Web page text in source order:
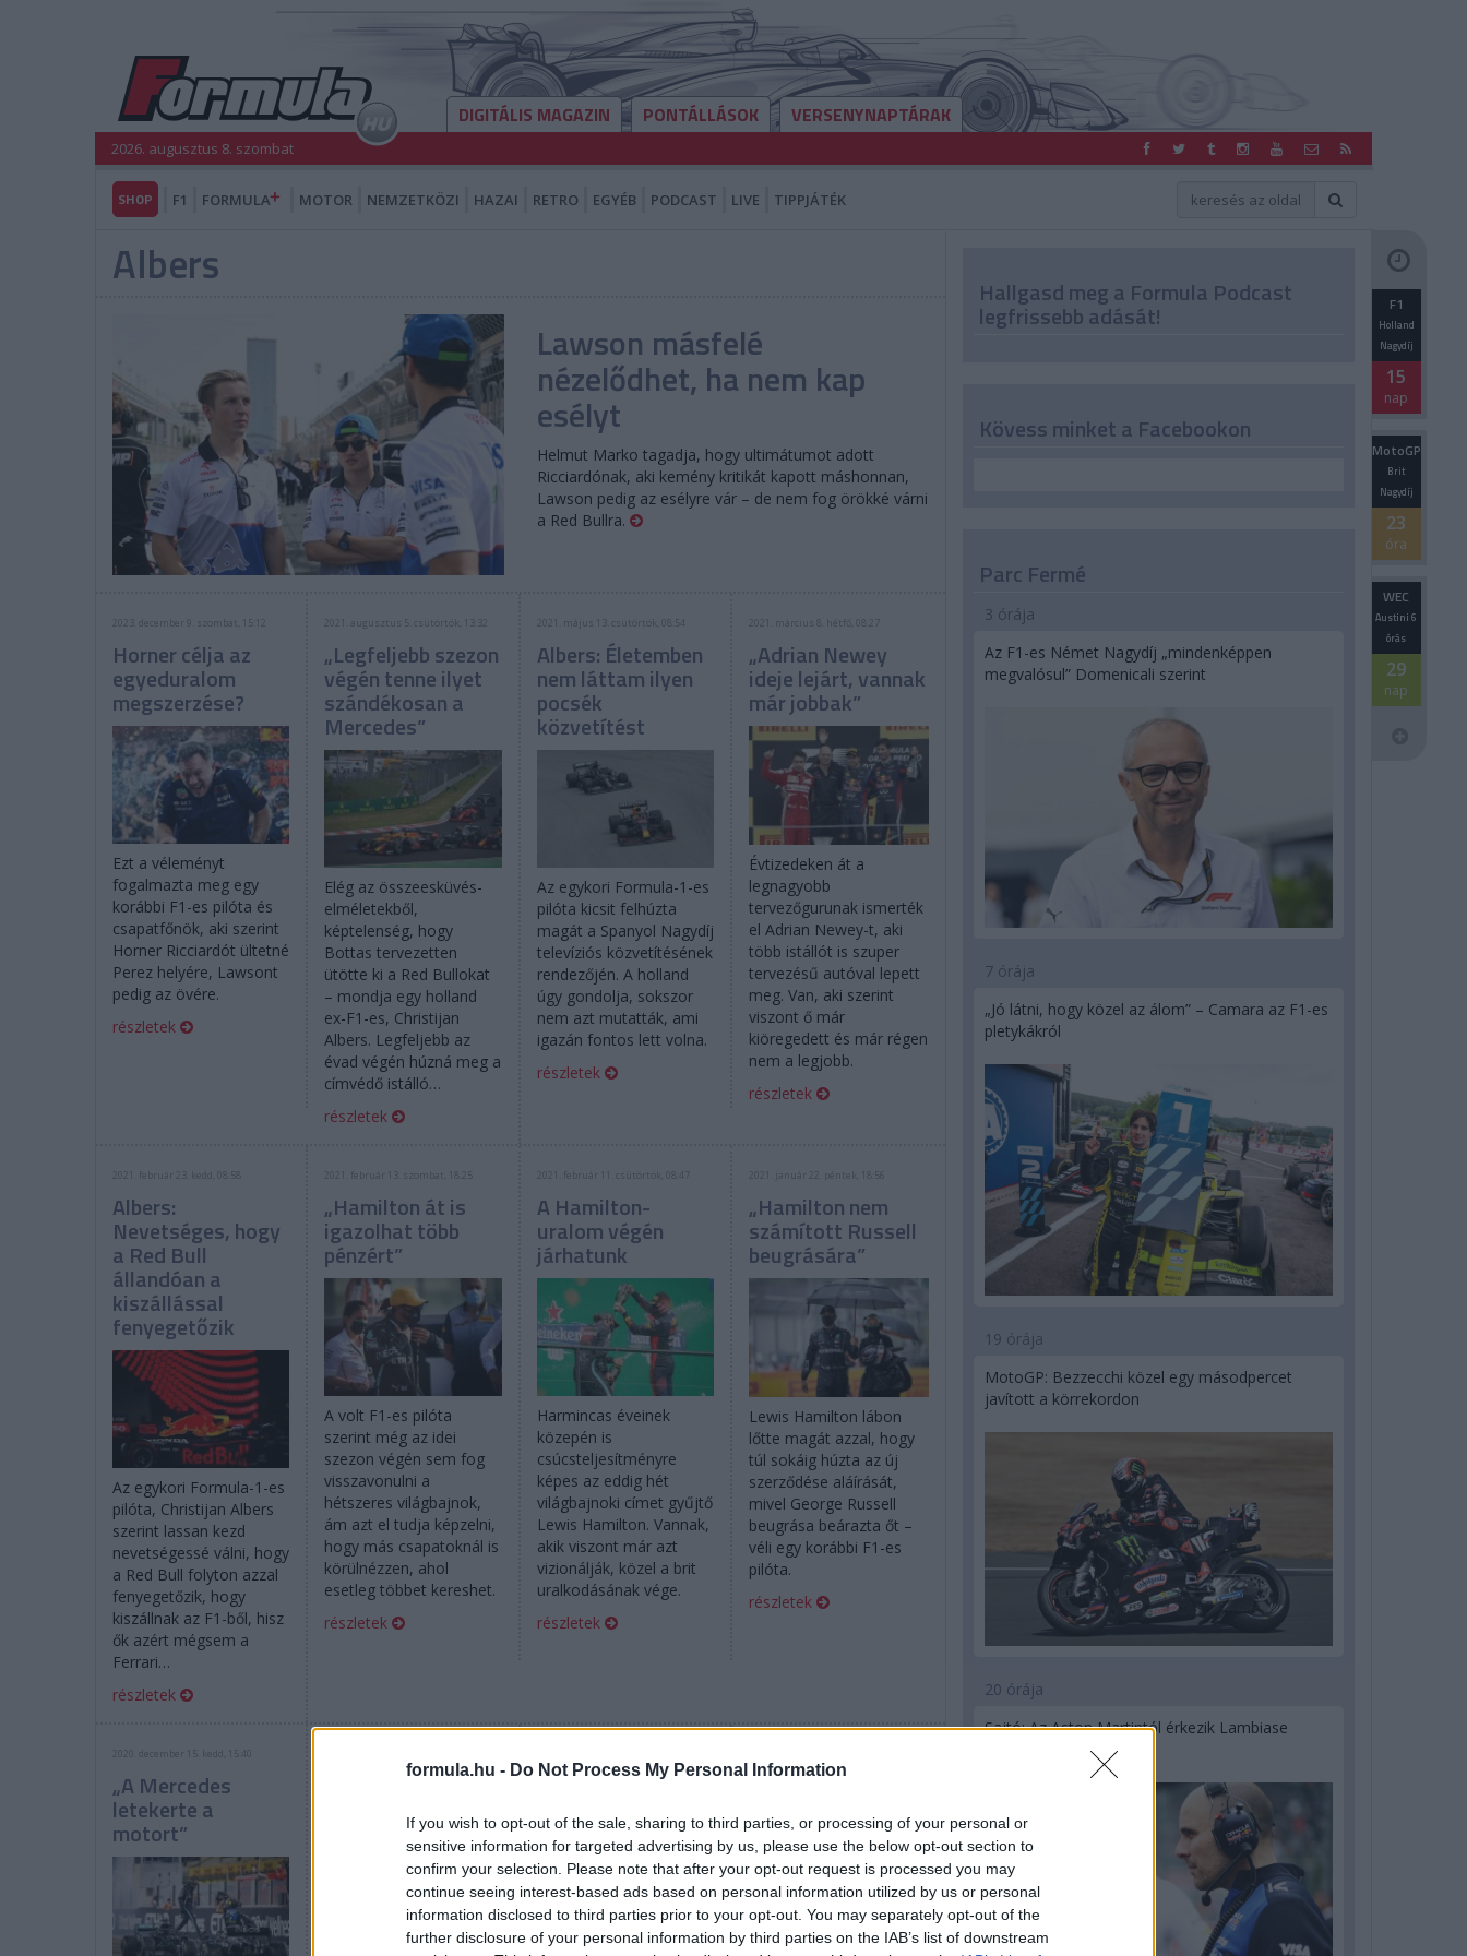
formula.hu - Do Not Process My Personal Information
If you wish to opt-out of the sale, sharing to third parties, or processing of your personal or
sensitive information for targeted advertising by us, please use the below opt-out section to
confirm your selection. Please note that after your opt-out request is processed you may
continue seeing interest-based ads based on personal information utilized by us or personal
information disclosed to third parties prior to your opt-out. You may separately opt-out of the
further disclosure of your personal information by third parties on the IAB’s list of downstream
DIGITÁLIS MAGAZIN PONTÁLLÁSOK VERSENYNAPTÁRAK
2026. augusztus 8. szombat
SHOP F1 FORMULA MOTOR NEMZETKÖZI HAZAI RETRO EGYÉB PODCAST LIVE TIPPJÁTÉK
Albers
Lawson másfelé
nézelődhet, ha nem kap
esélyt
Helmut Marko tagadja, hogy ultimátumot adott
Ricciardónak, aki kemény kritikát kapott máshonnan,
Lawson pedig az esélyre vár – de nem fog örökké várni
a Red Bullra.
2023. december 9. szombat, 15:12
Horner célja az
egyeduralom
megszerzése?
Ezt a véleményt
fogalmazta meg egy
korábbi F1-es pilóta és
csapatfőnök, aki szerint
Horner Ricciardót ültetné
Perez helyére, Lawsont
pedig az övére.
részletek
2021. augusztus 5. csütörtök, 13:32
„Legfeljebb szezon
végén tenne ilyet
szándékosan a
Mercedes”
Elég az összeesküvés-
elméletekből,
képtelenség, hogy
Bottas tervezetten
ütötte ki a Red Bullokat
– mondja egy holland
ex-F1-es, Christijan
Albers. Legfeljebb az
évad végén húzná meg a
címvédő istálló…
részletek
2021. május 13. csütörtök, 08:54
Albers: Életemben
nem láttam ilyen
pocsék
közvetítést
Az egykori Formula-1-es
pilóta kicsit felhúzta
magát a Spanyol Nagydíj
televíziós közvetítésének
rendezőjén. A holland
úgy gondolja, sokszor
nem azt mutatták, ami
igazán fontos lett volna.
részletek
2021. március 8. hétfő, 08:27
„Adrian Newey
ideje lejárt, vannak
már jobbak”
Évtizedeken át a
legnagyobb
tervezőgurunak ismerték
el Adrian Newey-t, aki
több istállót is szuper
tervezésű autóval lepett
meg. Van, aki szerint
viszont ő már
kiöregedett és már régen
nem a legjobb.
részletek
2021. február 23. kedd, 08:58
Albers:
Nevetséges, hogy
a Red Bull
állandóan a
kiszállással
fenyegetőzik
Az egykori Formula-1-es
pilóta, Christijan Albers
szerint lassan kezd
nevetségessé válni, hogy
a Red Bull folyton azzal
fenyegetőzik, hogy
kiszállnak az F1-ből, hisz
ők azért mégsem a
Ferrari…
részletek
2021. február 13. szombat, 18:25
„Hamilton át is
igazolhat több
pénzért”
A volt F1-es pilóta
szerint még az idei
szezon végén sem fog
visszavonulni a
hétszeres világbajnok,
ám azt el tudja képzelni,
hogy más csapatoknál is
körülnézzen, ahol
esetleg többet kereshet.
részletek
2021. február 11. csütörtök, 08:47
A Hamilton-
uralom végén
járhatunk
Harmincas éveinek
közepén is
csúcsteljesítményre
képes az eddig hét
világbajnoki címet gyűjtő
Lewis Hamilton. Vannak,
akik viszont már azt
vizionálják, közel a brit
uralkodásának vége.
részletek
2021. január 22. péntek, 18:56
„Hamilton nem
számított Russell
beugrására”
Lewis Hamilton lábon
lőtte magát azzal, hogy
túl sokáig húzta az új
szerződése aláírását,
mivel George Russell
beugrása beárazta őt –
véli egy korábbi F1-es
pilóta.
részletek
2020. december 15. kedd, 15:40
„A Mercedes
letekerte a
motort”
„Hamilton is úgy
jár, mint DiCaprio”
Ezért szenved
ennyire Albon a
Red Bullnál
„Max nem láthat
mindent, de a
mérnök igen”
Hallgasd meg a Formula Podcast
legfrissebb adását! F1
Holland
Nagydíj
15
nap
MotoGP
Brit
Nagydíj
23
óra
WEC
Austini 6
órás
29
nap
Kövess minket a Facebookon
Parc Fermé
3 órája
Az F1-es Német Nagydíj „mindenképpen
megvalósul” Domenicali szerint
7 órája
„Jó látni, hogy közel az álom” – Camara az F1-es
pletykákról
19 órája
MotoGP: Bezzecchi közel egy másodpercet
javított a körrekordon
20 órája
Sajtó: Az Aston Martintól érkezik Lambiase
utódja a Red Bullhoz?